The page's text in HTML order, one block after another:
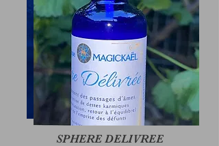
SPHERE DELIVREE